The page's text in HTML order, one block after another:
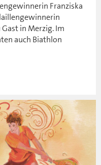
Franziska
in Merzig. Im
auch Biathlon